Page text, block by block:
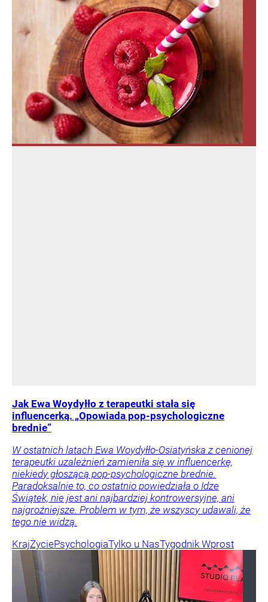
Jak Ewa Woydyłło z terapeutki stała się
influencerką. „Opowiada pop-psychologiczne
brednie”
W ostatnich latach Ewa Woydyłło-Osiatyńska z cenionej
terapeutki uzależnień zamieniła się w influencerkę,
niekiedy głoszącą pop-psychologiczne brednie.
Paradoksalnie to, co ostatnio powiedziała o Idze
Świątek, nie jest ani najbardziej kontrowersyjne, ani
najgroźniejsze. Problem w tym, że wszyscy udawali, że
tego nie widzą.
KrajŻyciePsychologiaTylko u NasTygodnik Wprost